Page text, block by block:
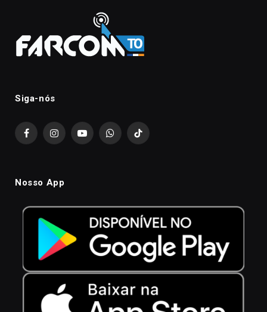
Siga-nós
FacebookInstagramYouTubeWhatsAppTikTok
Nosso App